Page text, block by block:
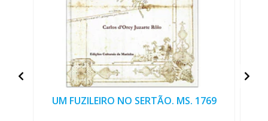
UM FUZILEIRO NO SERTÃO. MS. 1769